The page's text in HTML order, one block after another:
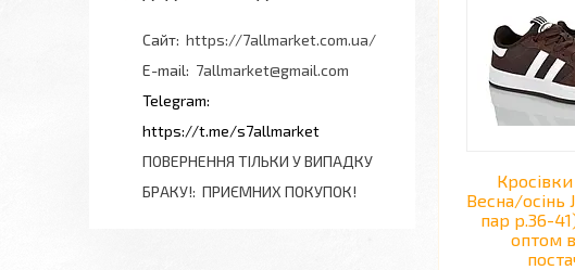
Весна/осінь
пар р.36-
оптом
https://7allmarket.com.ua/
7allmarket@gmail.com
https://t.me/s7allmarket
ПОВЕРНЕННЯ ТІЛЬКИ У ВИПАДКУ
БРАКУ! ПРИЄМНИХ ПОКУПОК!